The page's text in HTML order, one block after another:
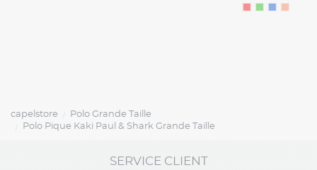
capelstore
Polo Grande Taille
Polo Pique Kaki Paul & Shark Grande Taille
SERVICE CLIENT